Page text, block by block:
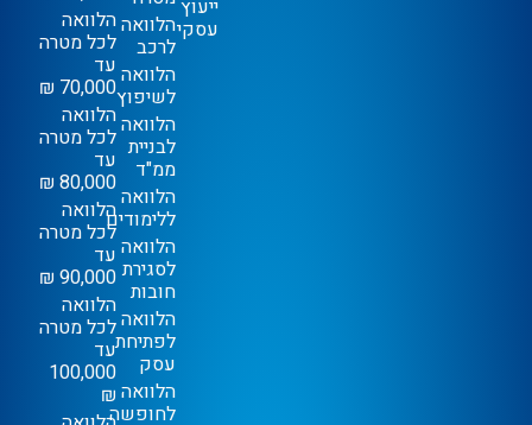
ייעוץ
עסקיהלוואה
לרכב
הלוואה
לשיפוץ
הלוואה
לבניית
ממ"ד
הלוואה
ללימודים
הלוואה
לסגירת
חובות
הלוואה
לפתיחת
עסק
הלוואה
לחופשה
הלוואה
לכל מטרה
עד
70,000 ₪
הלוואה
לכל מטרה
עד
80,000 ₪
הלוואה
לכל מטרה
עד
90,000 ₪
הלוואה
לכל מטרה
עד
100,000
₪